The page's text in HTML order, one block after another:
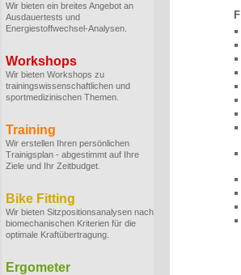
Wir bieten ein breites Angebot an
Ausdauertests und
Energiestoffwechsel-Analysen.
Workshops
Wir bieten Workshops zu
trainingswissenschaftlichen und
sportmedizinischen Themen.
Training
Wir erstellen Ihren persönlichen
Trainigsplan - abgestimmt auf Ihre
Ziele und Ihr Zeitbudget.
Bike Fitting
Wir bieten Sitzpositionsanalysen nach
biomechanischen Kriterien für die
optimale Kraftübertragung.
Ergometer
F